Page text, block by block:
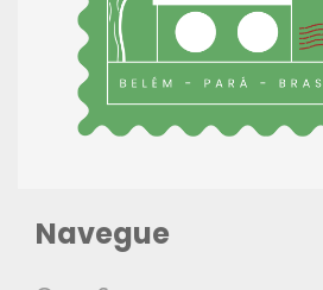
Navegue